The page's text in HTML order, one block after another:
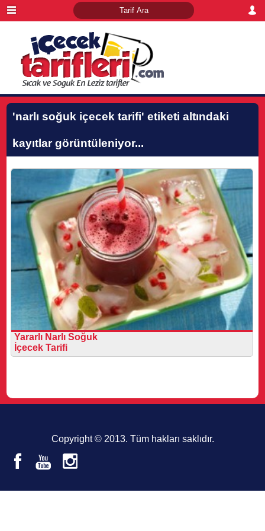
'narlı soğuk içecek tarifi' etiketi altındaki
kayıtlar görüntüleniyor...
Yararlı Narlı Soğuk
İçecek Tarifi
Copyright © 2013. Tüm hakları saklıdır.